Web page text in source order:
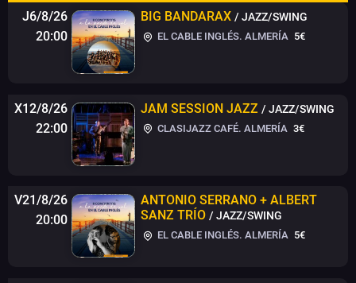
J6/8/26
20:00
BIG BANDARAX / JAZZ/SWING
EL CABLE INGLÉS. ALMERÍA 5€
X12/8/26
22:00
JAM SESSION JAZZ / JAZZ/SWING
CLASIJAZZ CAFÉ. ALMERÍA 3€
V21/8/26
20:00
ANTONIO SERRANO + ALBERT
SANZ TRÍO / JAZZ/SWING
EL CABLE INGLÉS. ALMERÍA 5€